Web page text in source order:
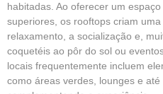
habitadas. Ao oferecer um
superiores, os rooftops criam
relaxamento, a socialização e,
coquetéis ao pôr do sol ou
locais frequentemente incluem
como áreas verdes, lounges e até